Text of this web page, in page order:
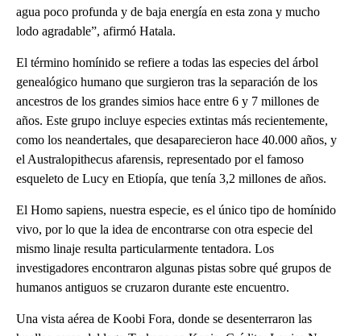
agua poco profunda y de baja energía en esta zona y mucho
lodo agradable”, afirmó Hatala.
El término homínido se refiere a todas las especies del árbol
genealógico humano que surgieron tras la separación de los
ancestros de los grandes simios hace entre 6 y 7 millones de
años. Este grupo incluye especies extintas más recientemente,
como los neandertales, que desaparecieron hace 40.000 años, y
el Australopithecus afarensis, representado por el famoso
esqueleto de Lucy en Etiopía, que tenía 3,2 millones de años.
El Homo sapiens, nuestra especie, es el único tipo de homínido
vivo, por lo que la idea de encontrarse con otra especie del
mismo linaje resulta particularmente tentadora. Los
investigadores encontraron algunas pistas sobre qué grupos de
humanos antiguos se cruzaron durante este encuentro.
Una vista aérea de Koobi Fora, donde se desenterraron las